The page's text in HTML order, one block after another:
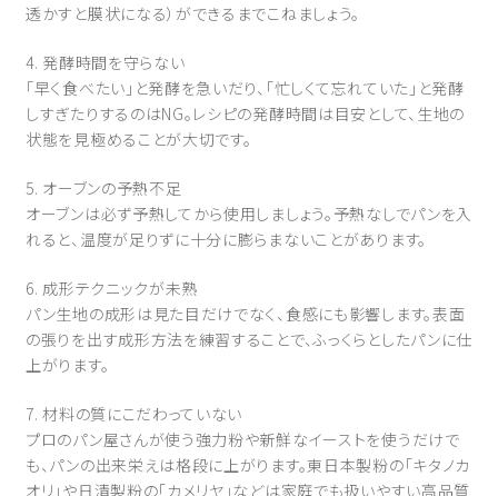
透かすと膜状になる）ができるまでこねましょう。
4. 発酵時間を守らない
「早く食べたい」と発酵を急いだり、「忙しくて忘れていた」と発酵
しすぎたりするのはNG。レシピの発酵時間は目安として、生地の
状態を見極めることが大切です。
5. オーブンの予熱不足
オーブンは必ず予熱してから使用しましょう。予熱なしでパンを入
れると、温度が足りずに十分に膨らまないことがあります。
6. 成形テクニックが未熟
パン生地の成形は見た目だけでなく、食感にも影響します。表面
の張りを出す成形方法を練習することで、ふっくらとしたパンに仕
上がります。
7. 材料の質にこだわっていない
プロのパン屋さんが使う強力粉や新鮮なイーストを使うだけで
も、パンの出来栄えは格段に上がります。東日本製粉の「キタノカ
オリ」や日清製粉の「カメリヤ」などは家庭でも扱いやすい高品質